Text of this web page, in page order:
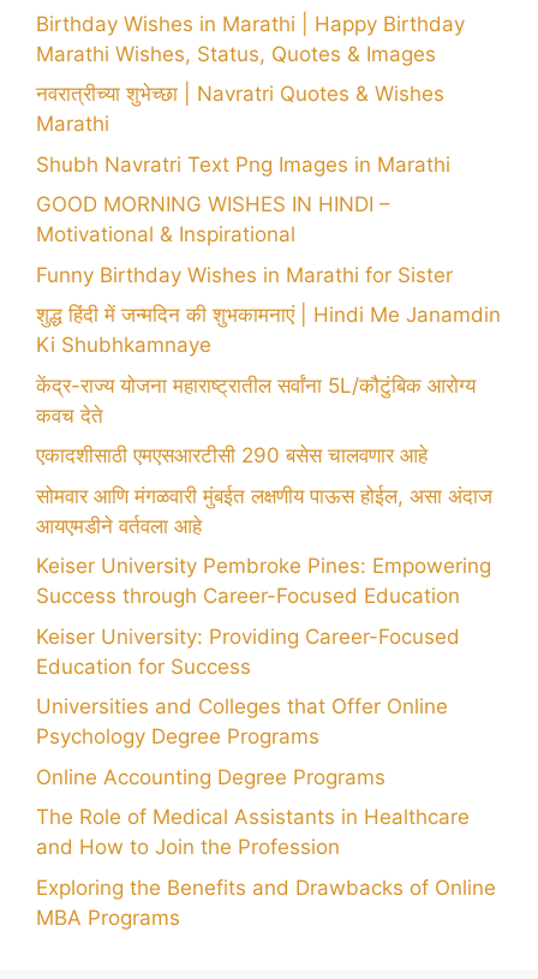
Birthday Wishes in Marathi | Happy Birthday
Marathi Wishes, Status, Quotes & Images
नवरात्रीच्या शुभेच्छा | Navratri Quotes & Wishes
Marathi
Shubh Navratri Text Png Images in Marathi
GOOD MORNING WISHES IN HINDI –
Motivational & Inspirational
Funny Birthday Wishes in Marathi for Sister
शुद्ध हिंदी में जन्मदिन की शुभकामनाएं | Hindi Me Janamdin
Ki Shubhkamnaye
केंद्र-राज्य योजना महाराष्ट्रातील सर्वांना 5L/कौटुंबिक आरोग्य
कवच देते
एकादशीसाठी एमएसआरटीसी 290 बसेस चालवणार आहे
सोमवार आणि मंगळवारी मुंबईत लक्षणीय पाऊस होईल, असा अंदाज
आयएमडीने वर्तवला आहे
Keiser University Pembroke Pines: Empowering
Success through Career-Focused Education
Keiser University: Providing Career-Focused
Education for Success
Universities and Colleges that Offer Online
Psychology Degree Programs
Online Accounting Degree Programs
The Role of Medical Assistants in Healthcare
and How to Join the Profession
Exploring the Benefits and Drawbacks of Online
MBA Programs